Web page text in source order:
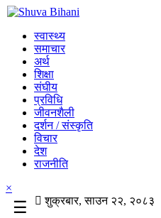
स्वास्थ्य
समाचार
अर्थ
शिक्षा
संघीय
प्रविधि
जीवनशैली
दर्शन / संस्कृति
विचार
देश
राजनीति
×
☰
शुक्रबार, साउन २२, २०८३